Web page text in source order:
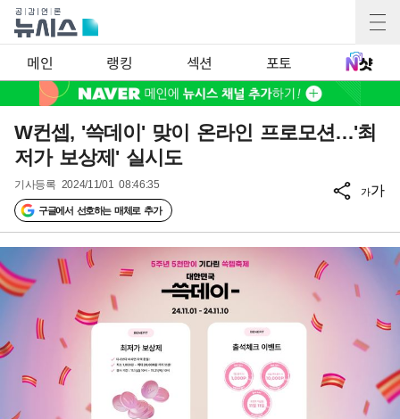
메인 랭킹 섹션 포토
W컨셉, '쓱데이' 맞이 온라인 프로모션…'최
저가 보상제' 실시도
기사등록 2024/11/01 08:46:35
구글에서 선호하는 매체로 추가
가가